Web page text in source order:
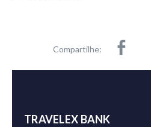
Compartilhe:
TRAVELEX BANK